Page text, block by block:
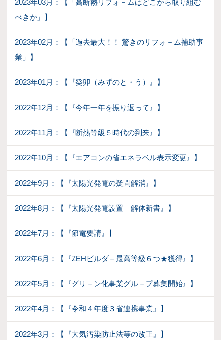
2023年03月：【「高断熱リフォ－ムはどこから取り組む
べきか」】
2023年02月：【「過去最大！！ 驚きのリフォ－ム補助事
業」】
2023年01月：【『癸卯（みずのと・う）』】
2022年12月：【『今年一年を振り返って』】
2022年11月：【『断熱等級５時代の到来』】
2022年10月：【『エアコンの省エネラベル表示変更』】
2022年9月：【『太陽光発電の疑問解消』】
2022年8月：【『太陽光発電設置 解体新書』】
2022年7月：【『節電要請』】
2022年6月：【『ZEHビルダ－最高等級６つ★獲得』】
2022年5月：【『グリ－ン化事業グル－プ募集開始』】
2022年4月：【『令和４年度３省連携事業』】
2022年3月：【『大気汚染防止法等の改正』】